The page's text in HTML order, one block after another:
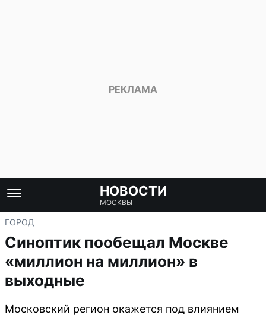
НОВОСТИ
МОСКВЫ
ГОРОД
Синоптик пообещал Москве
«миллион на миллион» в
выходные
Московский регион окажется под влиянием